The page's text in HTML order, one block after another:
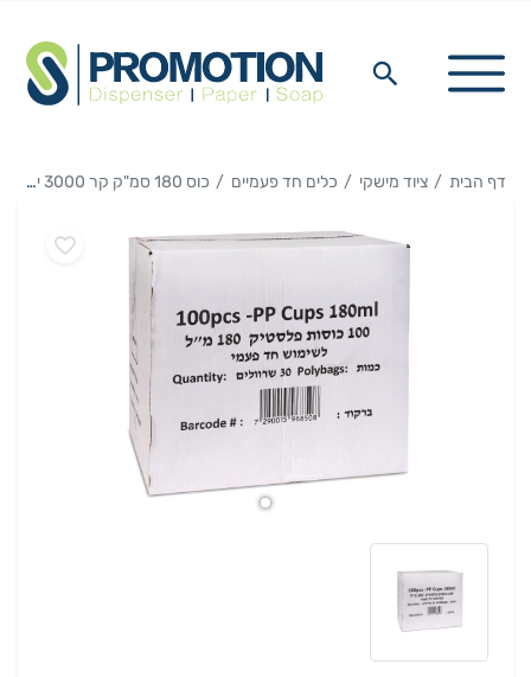
דף הבית ציוד מישקי כלים חד פעמיים כוס 180 סמ"ק קר 3000 יחידות במארז